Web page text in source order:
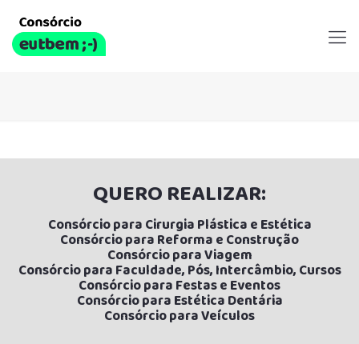
QUERO REALIZAR:
Consórcio para Cirurgia Plástica e Estética
Consórcio para Reforma e Construção
Consórcio para Viagem
Consórcio para Faculdade, Pós, Intercâmbio, Cursos
Consórcio para Festas e Eventos
Consórcio para Estética Dentária
Consórcio para Veículos